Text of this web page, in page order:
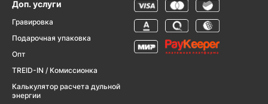
Доп. услуги
Гравировка
Подарочная упаковка
Опт
TREID-IN / Комиссионка
Калькулятор расчета дульной
энергии